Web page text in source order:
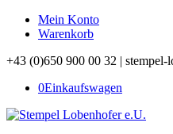
Mein Konto
Warenkorb
+43 (0)650 900 00 32 | stempel-
0Einkaufswagen